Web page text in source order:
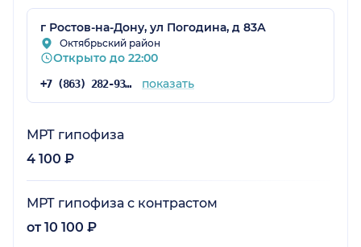
г Ростов-на-Дону, ул Погодина, д 83А
Октябрьский район
Открыто до 22:00
+7 (863) 282-93-37 показать
МРТ гипофиза
4 100 ₽
МРТ гипофиза с контрастом
от 10 100 ₽